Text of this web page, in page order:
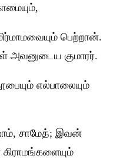
பெற்றான்.
அவனுடைய குமாரர்.
எல்பாலையும்
சாமேத்; இவன்